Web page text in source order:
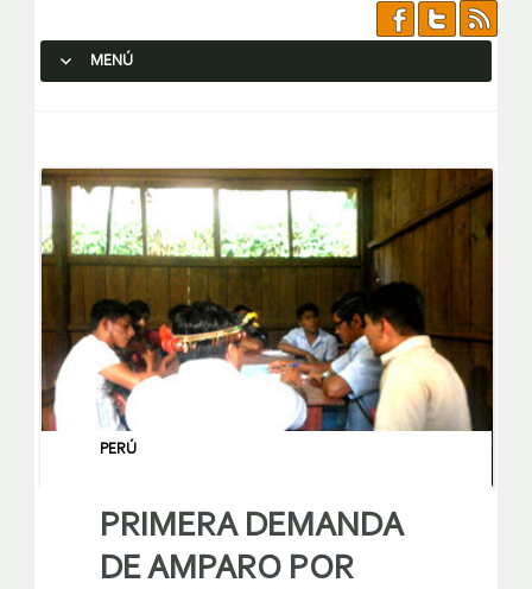
MENÚ
PERÚ
PRIMERA DEMANDA
DE AMPARO POR